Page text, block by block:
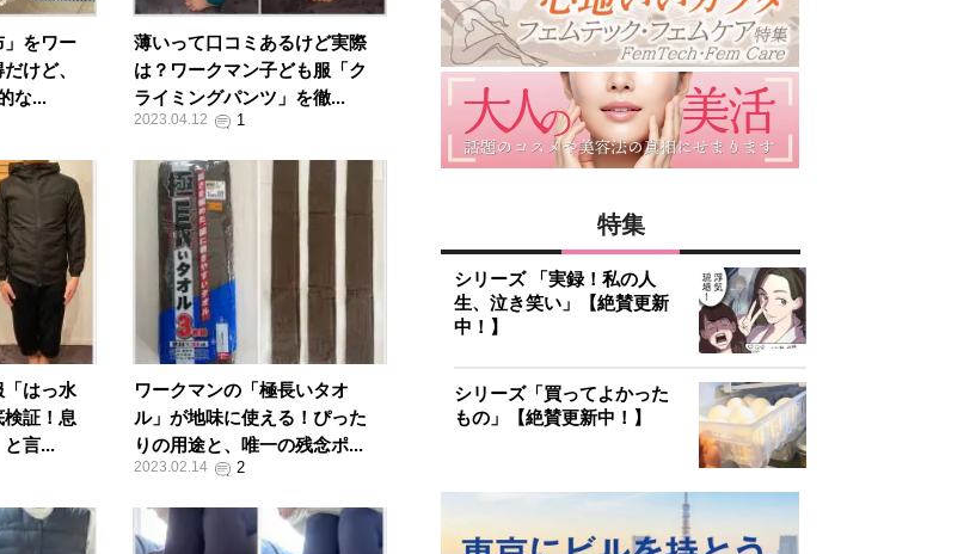
」をワー
けど、
な...
薄いって口コミあるけど実際
は？ワークマン子ども服「ク
ライミングパンツ」を徹...
2023.04.12
「はっ水
証！息
言...
ワークマンの「極長いタオ
ル」が地味に使える！ぴった
りの用途と、唯一の残念ポ...
2023.02.14
特集
シリーズ 「実録！私の人
生、泣き笑い」【絶賛更新
中！】
シリーズ「買ってよかった
もの」【絶賛更新中！】